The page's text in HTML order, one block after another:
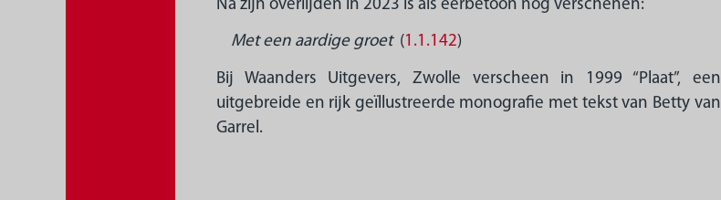
Na zijn overlijden in 2023 is als eerbetoon nog verschenen:
Met een aardige groet(1.1.142)
Bij Waanders Uitgevers, Zwolle verscheen in 1999 “Plaat”, een
uitgebreide en rijk geïllustreerde monografie met tekst van Betty van
Garrel.